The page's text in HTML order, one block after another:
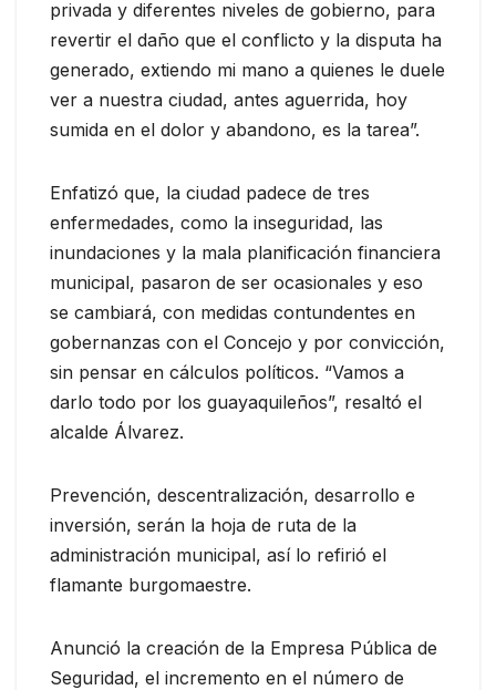
privada y diferentes niveles de gobierno, para
revertir el daño que el conflicto y la disputa ha
generado, extiendo mi mano a quienes le duele
ver a nuestra ciudad, antes aguerrida, hoy
sumida en el dolor y abandono, es la tarea”.
Enfatizó que, la ciudad padece de tres
enfermedades, como la inseguridad, las
inundaciones y la mala planificación financiera
municipal, pasaron de ser ocasionales y eso
se cambiará, con medidas contundentes en
gobernanzas con el Concejo y por convicción,
sin pensar en cálculos políticos. “Vamos a
darlo todo por los guayaquileños”, resaltó el
alcalde Álvarez.
Prevención, descentralización, desarrollo e
inversión, serán la hoja de ruta de la
administración municipal, así lo refirió el
flamante burgomaestre.
Anunció la creación de la Empresa Pública de
Seguridad, el incremento en el número de